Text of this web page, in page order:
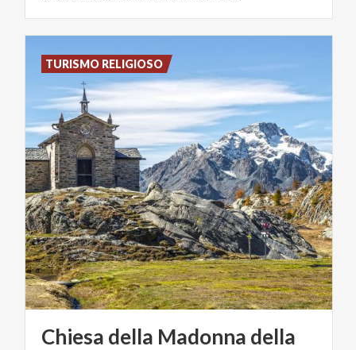
Chiesa della Madonna della
TURISMO RELIGIOSO